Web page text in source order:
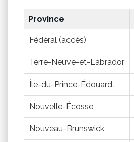
Province
Fédéral (accès)
Terre-Neuve-et-Labrador
Île-du-Prince-Édouard.
Nouvelle-Écosse
Nouveau-Brunswick